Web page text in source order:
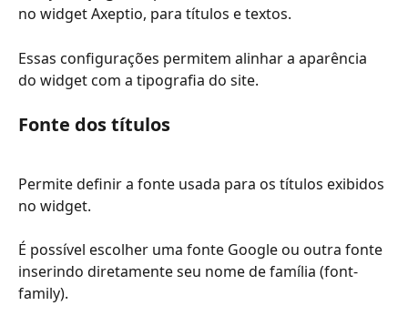
no widget Axeptio, para títulos e textos.
Essas configurações permitem alinhar a aparência
do widget com a tipografia do site.
Fonte dos títulos
Permite definir a fonte usada para os títulos exibidos
no widget.
É possível escolher uma fonte Google ou outra fonte
inserindo diretamente seu nome de família (font-
family).